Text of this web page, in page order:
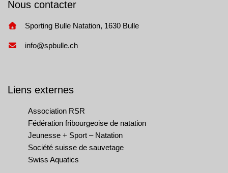
Nous contacter
Sporting Bulle Natation, 1630 Bulle
info@spbulle.ch
Liens externes
Association RSR
Fédération fribourgeoise de natation
Jeunesse + Sport – Natation
Société suisse de sauvetage
Swiss Aquatics